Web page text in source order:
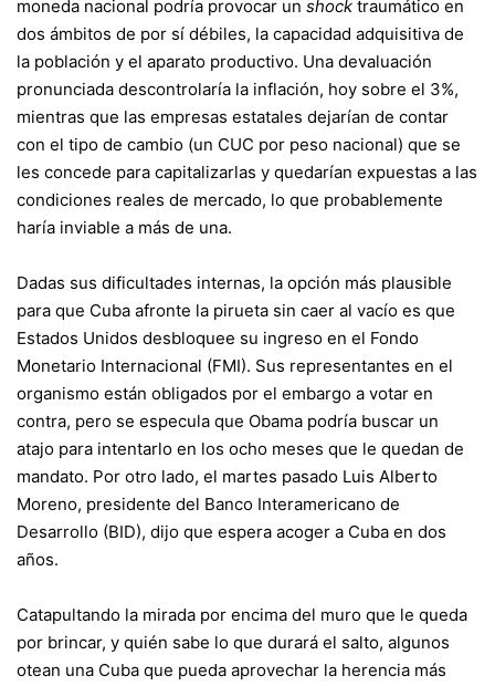
moneda nacional podría provocar un shock traumático en
dos ámbitos de por sí débiles, la capacidad adquisitiva de
la población y el aparato productivo. Una devaluación
pronunciada descontrolaría la inflación, hoy sobre el 3%,
mientras que las empresas estatales dejarían de contar
con el tipo de cambio (un CUC por peso nacional) que se
les concede para capitalizarlas y quedarían expuestas a las
condiciones reales de mercado, lo que probablemente
haría inviable a más de una.
Dadas sus dificultades internas, la opción más plausible
para que Cuba afronte la pirueta sin caer al vacío es que
Estados Unidos desbloquee su ingreso en el Fondo
Monetario Internacional (FMI). Sus representantes en el
organismo están obligados por el embargo a votar en
contra, pero se especula que Obama podría buscar un
atajo para intentarlo en los ocho meses que le quedan de
mandato. Por otro lado, el martes pasado Luis Alberto
Moreno, presidente del Banco Interamericano de
Desarrollo (BID), dijo que espera acoger a Cuba en dos
años.
Catapultando la mirada por encima del muro que le queda
por brincar, y quién sabe lo que durará el salto, algunos
otean una Cuba que pueda aprovechar la herencia más